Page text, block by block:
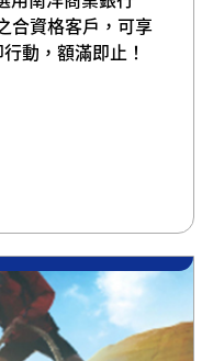
合資格客戶，可享
動，額滿即止！